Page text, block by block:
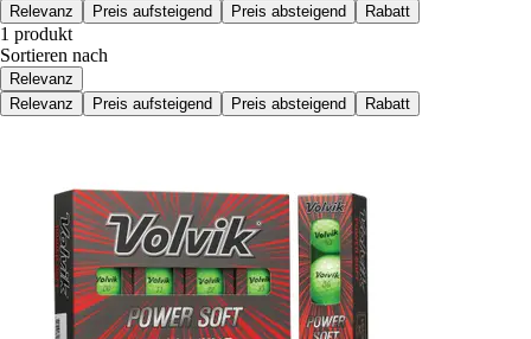
Relevanz
Preis aufsteigend Preis absteigend Rabatt
1 produkt
Sortieren nach
Relevanz
Relevanz
Preis aufsteigend Preis absteigend Rabatt